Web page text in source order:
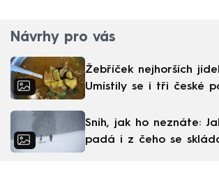
Návrhy pro vás
Žebříček nejhorších
Umístily se i tři české
Sníh, jak ho neznáte:
padá i z čeho se